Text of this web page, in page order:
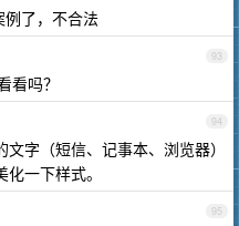
了，不合法
93
看吗？
94
字（短信、记事本、浏览器）
一下样式。
95